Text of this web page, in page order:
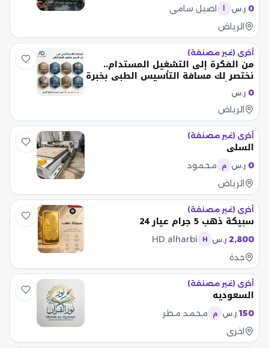
0 ر.س
اصيل سامي
الرياض
أخرى (غير مصنفة)
من الفكرة إلى التشغيل المستدام..
نختصر لك مسافة التأسيس الطبي بخبرة
20 عاماً
0 ر.س
الرياض
أخرى (غير مصنفة)
السلي
0 ر.س م
محمود
الرياض
أخرى (غير مصنفة)
سبيكة ذهب 5 جرام عيار 24
2,800 ر.س H
HD alharbi
جدة
أخرى (غير مصنفة)
السعوديه
150 ر.س م
محمد مطر
اخرى